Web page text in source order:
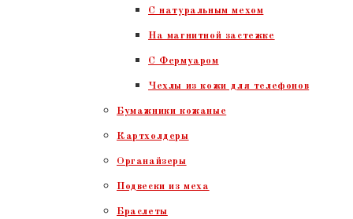
С натуральным мехом
На магнитной застежке
С Фермуаром
Чехлы из кожи для телефонов
Бумажники кожаные
Картхолдеры
Органайзеры
Подвески из меха
Браслеты